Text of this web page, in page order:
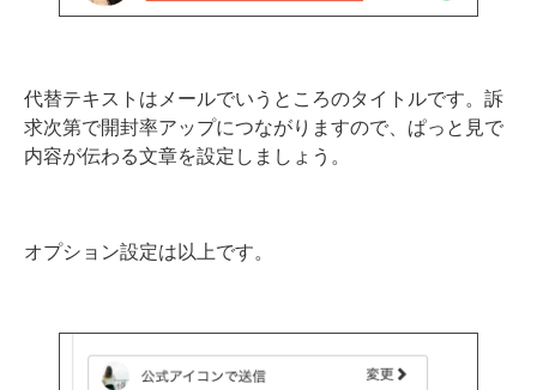
代替テキストはメールでいうところのタイトルです。訴
求次第で開封率アップにつながりますので、ぱっと見で
内容が伝わる文章を設定しましょう。
オプション設定は以上です。